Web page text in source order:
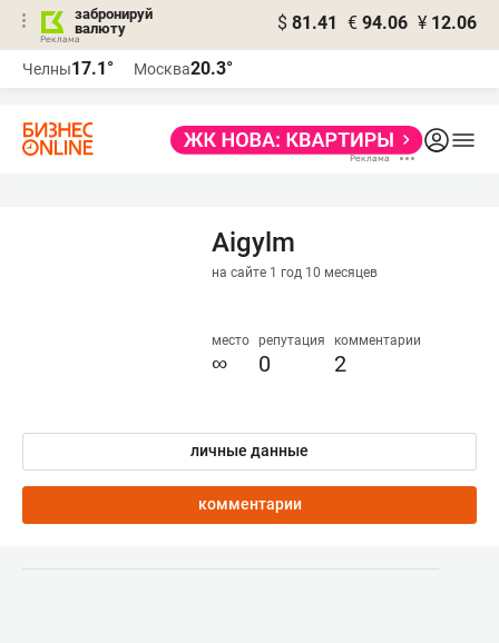
забронируй
валюту
$ 81.41 € 94.06 ¥ 12.06
Челны17.1° Москва20.3°
Aigylm
на сайте 1 год 10 месяцев
место
∞
репутация
0
комментарии
2
личные данные
комментарии